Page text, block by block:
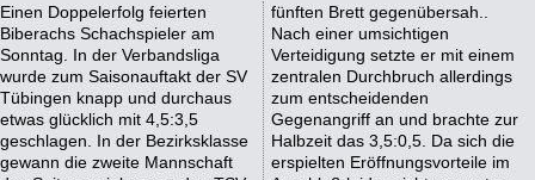
Einen Doppelerfolg feierten
Biberachs Schachspieler am
Sonntag. In der Verbandsliga
wurde zum Saisonauftakt der SV
Tübingen knapp und durchaus
etwas glücklich mit 4,5:3,5
geschlagen. In der Bezirksklasse
gewann die zweite Mannschaft
fünften Brett gegenübersah..
Nach einer umsichtigen
Verteidigung setzte er mit einem
zentralen Durchbruch allerdings
zum entscheidenden
Gegenangriff an und brachte zur
Halbzeit das 3,5:0,5. Da sich die
erspielten Eröffnungsvorteile im